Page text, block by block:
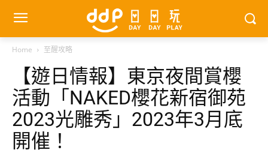
Home 至醒攻略
【遊日情報】東京夜間賞櫻
活動「NAKED櫻花新宿御苑
2023光雕秀」2023年3月底
開催！